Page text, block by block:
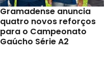
Gramadense anuncia
quatro novos reforços
para o Campeonato
Gaúcho Série A2